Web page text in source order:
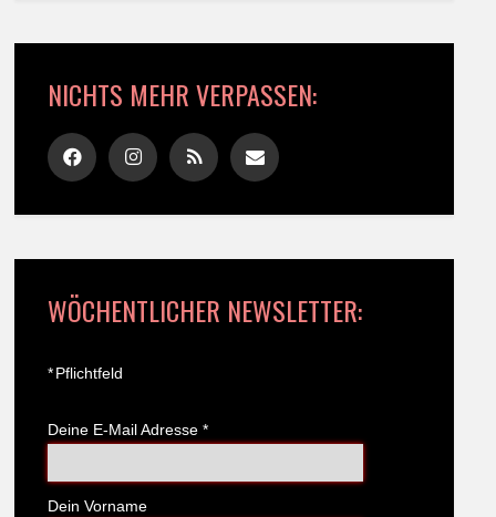
NICHTS MEHR VERPASSEN:
WÖCHENTLICHER NEWSLETTER:
*Pflichtfeld
Deine E-Mail Adresse *
Dein Vorname